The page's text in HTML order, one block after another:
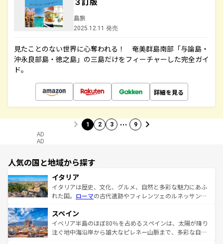
島旅
2025.12.11 発売
見たことのない世界に心奪われる！ 奄美群島南部「与論島・
沖永良部島・徳之島」の三島だけをフィーチャーした完全ガイ
ド。
詳細を見る
1 2 3 … 9
AD
AD
人気の国と地域から探す
イタリア
イタリアは歴史、文化、グルメ、自然と多彩な魅力にあふ
れた国。 ローマの古代遺跡やフィレンツェのルネッサンス
ろん、トスカーナの美しい田園風景やアマルフィ海岸の絶
景など、自然景観も見逃せない。観光の合間には、本場の
ピザやパスタなど、絶品のイタリア料理を堪能することも
スペイン
イベリア半島のほぼ80％を占めるスペインは、太陽が降り
注ぐ地中海沿岸から雄大なピレネー山脈まで、多彩な自然